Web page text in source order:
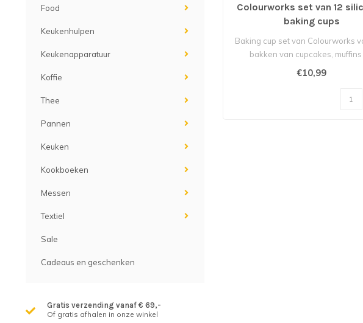
Food
Keukenhulpen
Keukenapparatuur
Koffie
Thee
Pannen
Keuken
Kookboeken
Messen
Textiel
Sale
Cadeaus en geschenken
Gratis verzending vanaf € 69,-
Of gratis afhalen in onze winkel
Colourworks set van 12
baking cups
Baking cup set van Colourworks
bakken van cupcakes, muffins
brownies..
€10,99